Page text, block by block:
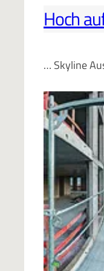
Hoch
… Skyline